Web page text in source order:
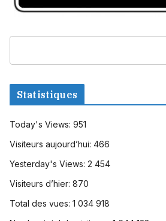
Statistiques
Today's Views: 951
Visiteurs aujourd’hui: 466
Yesterday's Views: 2 454
Visiteurs d’hier: 870
Total des vues: 1 034 918